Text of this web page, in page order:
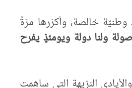
وطنيّة خالصة، وأكرّرها مرّةً
ولنا دولة ويومئذٍ يفرح
النزيهة التي ساهمت